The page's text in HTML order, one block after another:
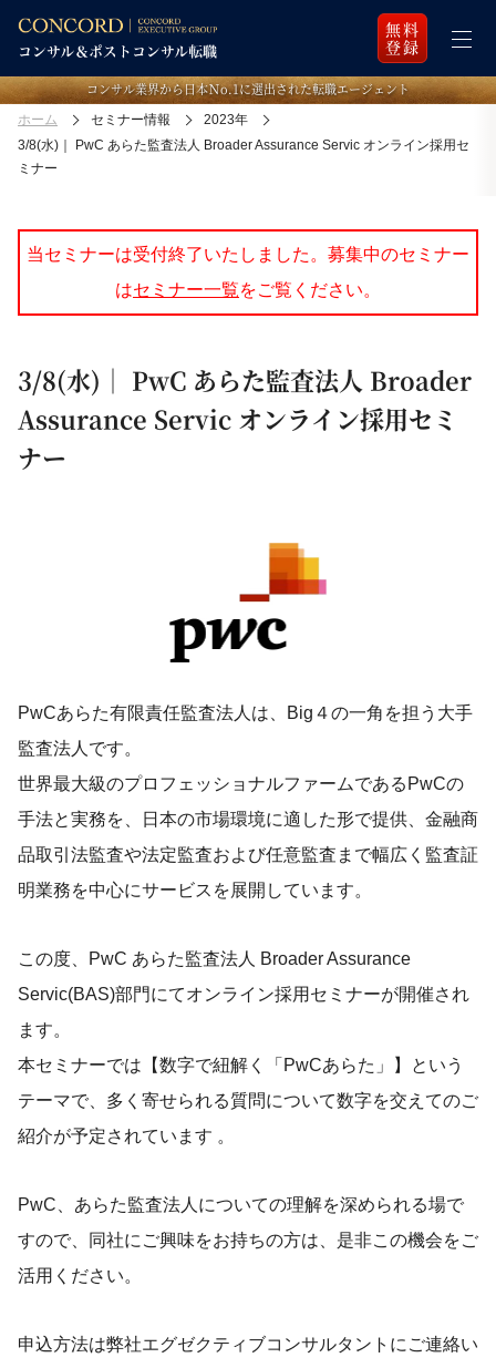
無料
登録
コンサル業界から日本Ｎo.1に選出された転職エージェント
ホーム セミナー情報
2023年
3/8(水)｜ PwC あらた監査法人 Broader Assurance Servic オンライン採用セ
ミナー
当セミナーは受付終了いたしました。募集中のセミナー
はセミナー一覧をご覧ください。
3/8(水)｜ PwC あらた監査法人 Broader
Assurance Servic オンライン採用セミ
ナー
PwCあらた有限責任監査法人は、Big４の一角を担う大手
監査法人です。
世界最大級のプロフェッショナルファームであるPwCの
手法と実務を、日本の市場環境に適した形で提供、金融商
品取引法監査や法定監査および任意監査まで幅広く監査証
明業務を中心にサービスを展開しています。
この度、PwC あらた監査法人 Broader Assurance
Servic(BAS)部門にてオンライン採用セミナーが開催され
ます。
本セミナーでは【数字で紐解く「PwCあらた」】という
テーマで、多く寄せられる質問について数字を交えてのご
紹介が予定されています 。
PwC、あらた監査法人についての理解を深められる場で
すので、同社にご興味をお持ちの方は、是非この機会をご
活用ください。
申込方法は弊社エグゼクティブコンサルタントにご連絡い